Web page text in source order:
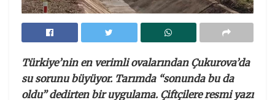
Türkiye’nin en verimli ovalarından Çukurova’da
su sorunu büyüyor. Tarımda “sonunda bu da
oldu” dedirten bir uygulama. Çiftçilere resmi yazı